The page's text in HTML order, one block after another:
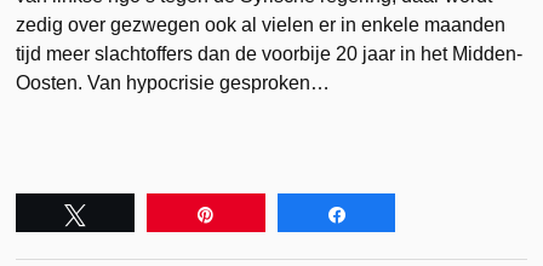
zedig over gezwegen ook al vielen er in enkele maanden
tijd meer slachtoffers dan de voorbije 20 jaar in het Midden-
Oosten. Van hypocrisie gesproken…